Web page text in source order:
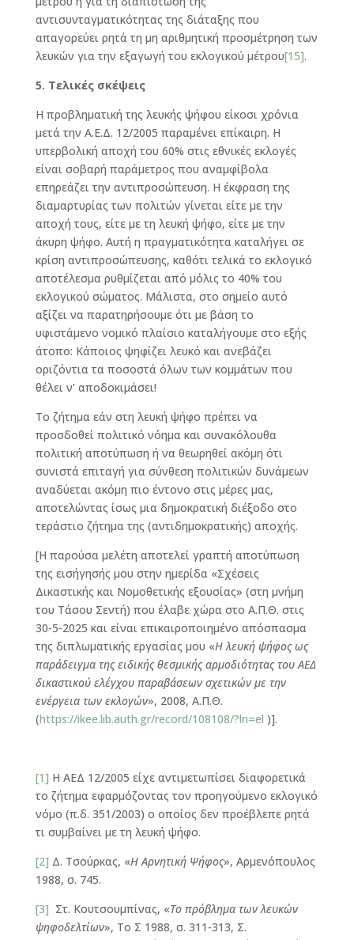
αντισυνταγματικότητας της διάταξης που
απαγορεύει ρητά τη μη αριθμητική προσμέτρηση των
λευκών για την εξαγωγή του εκλογικού μέτρου[15].
5. Τελικές σκέψεις
Η προβληματική της λευκής ψήφου είκοσι χρόνια
μετά την Α.Ε.Δ. 12/2005 παραμένει επίκαιρη. Η
υπερβολική αποχή του 60% στις εθνικές εκλογές
είναι σοβαρή παράμετρος που αναμφίβολα
επηρεάζει την αντιπροσώπευση. Η έκφραση της
διαμαρτυρίας των πολιτών γίνεται είτε με την
αποχή τους, είτε με τη λευκή ψήφο, είτε με την
άκυρη ψήφο. Αυτή η πραγματικότητα καταλήγει σε
κρίση αντιπροσώπευσης, καθότι τελικά το εκλογικό
αποτέλεσμα ρυθμίζεται από μόλις το 40% του
εκλογικού σώματος. Μάλιστα, στο σημείο αυτό
αξίζει να παρατηρήσουμε ότι με βάση το
υφιστάμενο νομικό πλαίσιο καταλήγουμε στο εξής
άτοπο: Κάποιος ψηφίζει λευκό και ανεβάζει
οριζόντια τα ποσοστά όλων των κομμάτων που
θέλει ν’ αποδοκιμάσει!
Το ζήτημα εάν στη λευκή ψήφο πρέπει να
προσδοθεί πολιτικό νόημα και συνακόλουθα
πολιτική αποτύπωση ή να θεωρηθεί ακόμη ότι
συνιστά επιταγή για σύνθεση πολιτικών δυνάμεων
αναδύεται ακόμη πιο έντονο στις μέρες μας,
αποτελώντας ίσως μια δημοκρατική διέξοδο στο
τεράστιο ζήτημα της (αντιδημοκρατικής) αποχής.
[Η παρούσα μελέτη αποτελεί γραπτή αποτύπωση
της εισήγησής μου στην ημερίδα «Σχέσεις
Δικαστικής και Νομοθετικής εξουσίας» (στη μνήμη
του Τάσου Σεντή) που έλαβε χώρα στο Α.Π.Θ. στις
30-5-2025 και είναι επικαιροποιημένο απόσπασμα
της διπλωματικής εργασίας μου «Η λευκή ψήφος ως
παράδειγμα της ειδικής θεσμικής αρμοδιότητας του ΑΕΔ
δικαστικού ελέγχου παραβάσεων σχετικών με την
ενέργεια των εκλογών», 2008, Α.Π.Θ.
(https://ikee.lib.auth.gr/record/108108/?ln=el )].
[1] Η ΑΕΔ 12/2005 είχε αντιμετωπίσει διαφορετικά
το ζήτημα εφαρμόζοντας τον προηγούμενο εκλογικό
νόμο (π.δ. 351/2003) ο οποίος δεν προέβλεπε ρητά
τι συμβαίνει με τη λευκή ψήφο.
[2] Δ. Τσούρκας, «Η Αρνητική Ψήφος», Αρμενόπουλος
1988, σ. 745.
[3] Στ. Κουτσουμπίνας, «Το πρόβλημα των λευκών
ψηφοδελτίων», Το Σ 1988, σ. 311-313, Σ.